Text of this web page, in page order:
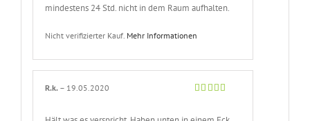
mindestens 24 Std. nicht in dem Raum aufhalten.
Nicht verifizierter Kauf. Mehr Informationen
R.k. – 19.05.2020